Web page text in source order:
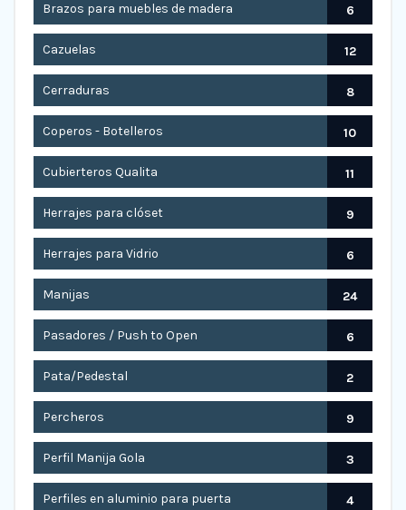
Brazos para muebles de madera 6
Cazuelas 12
Cerraduras 8
Coperos - Botelleros 10
Cubierteros Qualita 11
Herrajes para clóset 9
Herrajes para Vidrio 6
Manijas 24
Pasadores / Push to Open 6
Pata/Pedestal 2
Percheros 9
Perfil Manija Gola 3
Perfiles en aluminio para puerta 4